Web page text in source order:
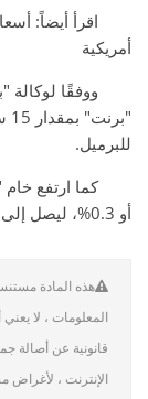
اقرأ أيضاً:
أمريكية
ووفقًا لوكالة
للبرميل.
أو 0.3%، ليصل إلى 68.37 دولارًا للبرميل.
هذه المادة
المعلومات ، لا
قانونية عن أصالة
الإنترنت ، لأغراض